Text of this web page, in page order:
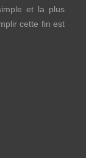
et la plus
cette fin est